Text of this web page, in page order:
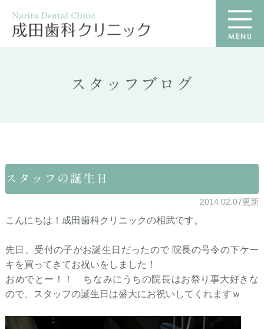
スタッフブログ
スタッフの誕生日
2014.02.07更新
こんにちは！成田歯科クリニックの相武です。
先日、受付の子がお誕生日だったので 院長の号令の下ケー
キを買ってきてお祝いをしました！
おめでとー！！ ちなみにうちの院長はお祭り事大好きな
ので、スタッフの誕生日は盛大にお祝いしてくれますｗ